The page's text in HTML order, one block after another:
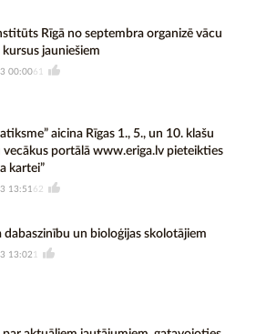
Rīgā no septembra organizē vācu
kursus jauniešiem
00:0061
aicina Rīgas 1., 5., un 10. klašu
vecākus portālā www.eriga.lv pieteikties
kartei”
13:5162
dabaszinību un bioloģijas skolotājiem
13:021